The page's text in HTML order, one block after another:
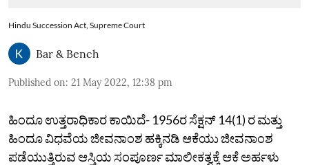
Hindu Succession Act, Supreme Court
Bar & Bench
Published on: 21 May 2022, 12:38 pm
ಹಿಂದೂ ಉತ್ತರಾಧಿಕಾರ ಕಾಯಿದೆ- 1956ರ ಸೆಕ್ಷನ್ 14(1) ರ ಮತ್ತು
ಹಿಂದೂ ವಿಧವೆಯ ಜೀವನಾಂಶ ಹಕ್ಕಿನಡಿ ಆಕೆಯು ಜೀವನಾಂಶ
ಪಡೆಯುತ್ತಿರುವ ಆಸ್ತಿಯ ಸಂಪೂರ್ಣ ಮಾಲೀಕತ್ವಕ್ಕೆ ಆಕೆ ಅರ್ಹಳು